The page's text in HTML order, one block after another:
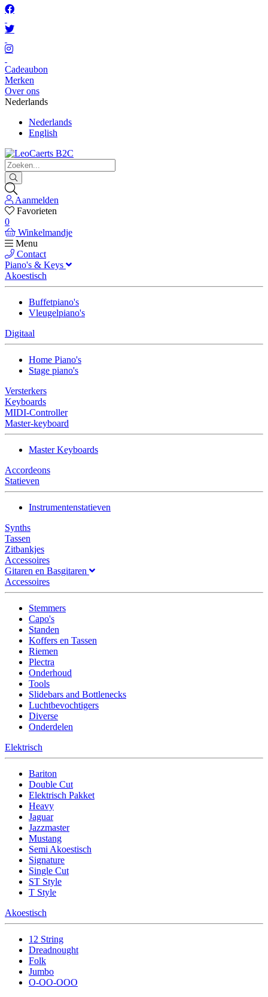
Cadeaubon
Merken
Over ons
Nederlands
Nederlands
English
Aanmelden
Favorieten
0
Winkelmandje
Menu
Contact
Piano's & Keys
Akoestisch
Buffetpiano's
Vleugelpiano's
Digitaal
Home Piano's
Stage piano's
Versterkers
Keyboards
MIDI-Controller
Master-keyboard
Master Keyboards
Accordeons
Statieven
Instrumentenstatieven
Synths
Tassen
Zitbankjes
Accessoires
Gitaren en Basgitaren
Accessoires
Stemmers
Capo's
Standen
Koffers en Tassen
Riemen
Plectra
Onderhoud
Tools
Slidebars and Bottlenecks
Luchtbevochtigers
Diverse
Onderdelen
Elektrisch
Bariton
Double Cut
Elektrisch Pakket
Heavy
Jaguar
Jazzmaster
Mustang
Semi Akoestisch
Signature
Single Cut
ST Style
T Style
Akoestisch
12 String
Dreadnought
Folk
Jumbo
O-OO-OOO